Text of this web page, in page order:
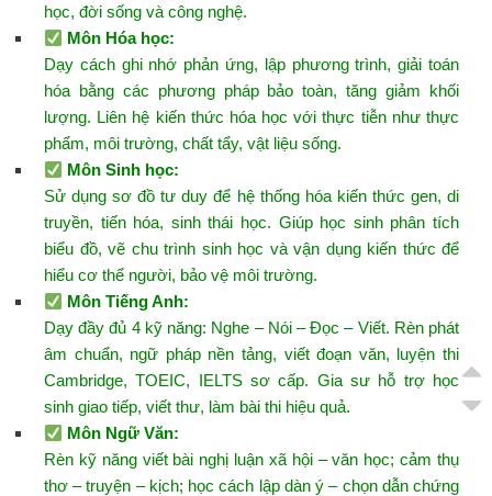
học, đời sống và công nghệ.
Môn Hóa học:
Dạy cách ghi nhớ phản ứng, lập phương trình, giải toán
hóa bằng các phương pháp bảo toàn, tăng giảm khối
lượng. Liên hệ kiến thức hóa học với thực tiễn như thực
phẩm, môi trường, chất tẩy, vật liệu sống.
Môn Sinh học:
Sử dụng sơ đồ tư duy để hệ thống hóa kiến thức gen, di
truyền, tiến hóa, sinh thái học. Giúp học sinh phân tích
biểu đồ, vẽ chu trình sinh học và vận dụng kiến thức để
hiểu cơ thể người, bảo vệ môi trường.
Môn Tiếng Anh:
Dạy đầy đủ 4 kỹ năng: Nghe – Nói – Đọc – Viết. Rèn phát
âm chuẩn, ngữ pháp nền tảng, viết đoạn văn, luyện thi
Cambridge, TOEIC, IELTS sơ cấp. Gia sư hỗ trợ học
sinh giao tiếp, viết thư, làm bài thi hiệu quả.
Môn Ngữ Văn:
Rèn kỹ năng viết bài nghị luận xã hội – văn học; cảm thụ
thơ – truyện – kịch; học cách lập dàn ý – chọn dẫn chứng